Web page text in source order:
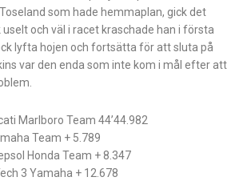
som hade hemmaplan, gick det
och väl i racet kraschade han i första
lyfta hojen och fortsätta för att sluta på
var den enda som inte kom i mål efter att
Marlboro Team 44’44.982
Team + 5.789
Honda Team + 8.347
3 Yamaha + 12.678